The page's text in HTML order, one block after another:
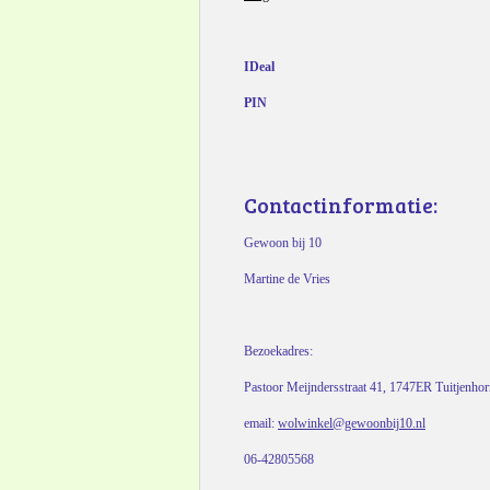
IDeal
PIN
Contactinformatie:
Gewoon bij 10
Martine de Vries
Bezoekadres:
Pastoor Meijndersstraat 41, 1747ER
email: wolwinkel@gewoonbij10.nl
06-42805568